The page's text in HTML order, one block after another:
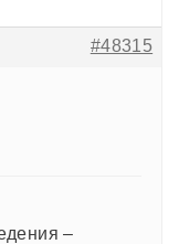
#48315
–